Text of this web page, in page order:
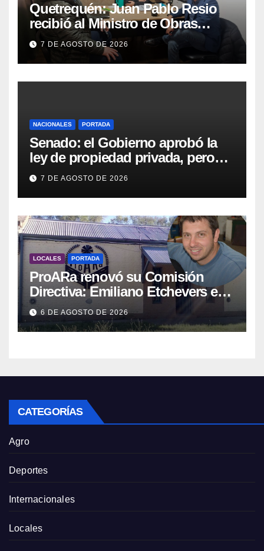
Quetrequén: Juan Pablo Resio
recibió al Ministro de Obras
Públicas y al Presidente de
Vialidad para recorrer la ruta a
Villa Huidobro
7 DE AGOSTO DE 2026
NACIONALES PORTADA
Senado: el Gobierno aprobó la
ley de propiedad privada, pero
tuvo que quitar otro capítulo
7 DE AGOSTO DE 2026
LOCALES PORTADA
ProARa renovó su Comisión
Directiva: Emiliano Etchevers es
el nuevo Presidente de la entidad
6 DE AGOSTO DE 2026
CATEGORÍAS
Agro
Deportes
Internacionales
Locales